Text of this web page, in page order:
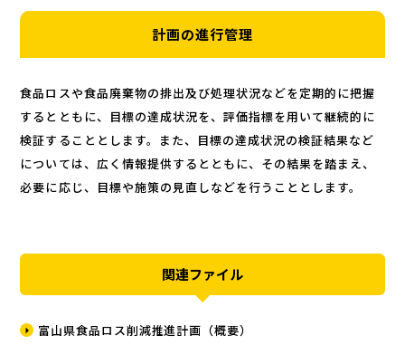
計画の進行管理
食品ロスや食品廃棄物の排出及び処理状況などを定期的に把握
するとともに、目標の達成状況を、評価指標を用いて継続的に
検証することとします。また、目標の達成状況の検証結果など
については、広く情報提供するとともに、その結果を踏まえ、
必要に応じ、目標や施策の見直しなどを行うこととします。
関連ファイル
富山県食品ロス削減推進計画（概要）